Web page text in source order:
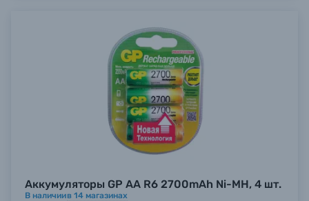
Аккумуляторы GP AA R6 2700mAh Ni-MH, 4 шт.
В наличиив 14 магазинах